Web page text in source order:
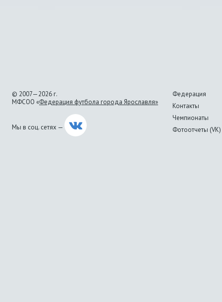
© 2007—2026 г.
МФСОО «Федерация футбола города Ярославля»
Мы в соц. сетях —
Федерация
Контакты
Чемпионаты
Фотоотчеты (VK)